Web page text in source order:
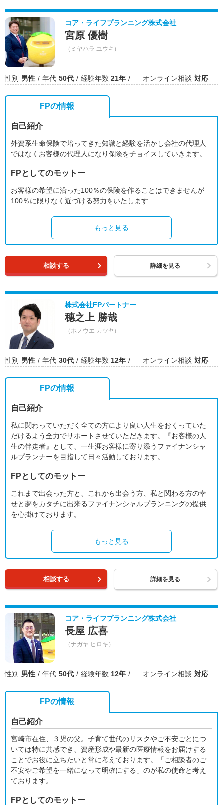
コア・ライフプランニング株式会社
宮原 優樹
（ミヤハラ ユウキ）
性別 男性 年代 50代 経験年数 21年 オンライン相談 対応
FPの情報
自己紹介
外資系生命保険で培ってきた知識と経験を活かし会社の代理人
ではなくお客様の代理人になり保険をチョイスしていきます。
FPとしてのモットー
お客様の希望に沿った100％の保険を作ることはできませんが
100％に限りなく近づける努力をいたします
もっと見る
相談する 詳細を見る
株式会社FPパートナー
穗之上 勝哉
（ホノウエ カツヤ）
性別 男性 年代 30代 経験年数 12年 オンライン相談 対応
FPの情報
自己紹介
私に関わっていただく全ての方により良い人生をおくっていた
だけるよう全力でサポートさせていただきます。『お客様の人
生の伴走者』として、一生涯お客様に寄り添うファイナンシャ
ルプランナーを目指して日々活動しております。
FPとしてのモットー
これまで出会った方と、これから出会う方、私と関わる方の幸
せと夢をカタチに出来るファイナンシャルプランニングの提供
を心掛けております。
もっと見る
相談する 詳細を見る
コア・ライフプランニング株式会社
長屋 広喜
（ナガヤ ヒロキ）
性別 男性 年代 50代 経験年数 12年 オンライン相談 対応
FPの情報
自己紹介
宮崎市在住、３児の父。子育て世代のリスクやご不安ごとにつ
いては特に共感でき、資産形成や最新の医療情報をお届けする
ことでお役に立ちたいと常に考えております。「ご相談者のご
不安やご希望を一緒になって明確にする」のが私の使命と考え
ております。
FPとしてのモットー